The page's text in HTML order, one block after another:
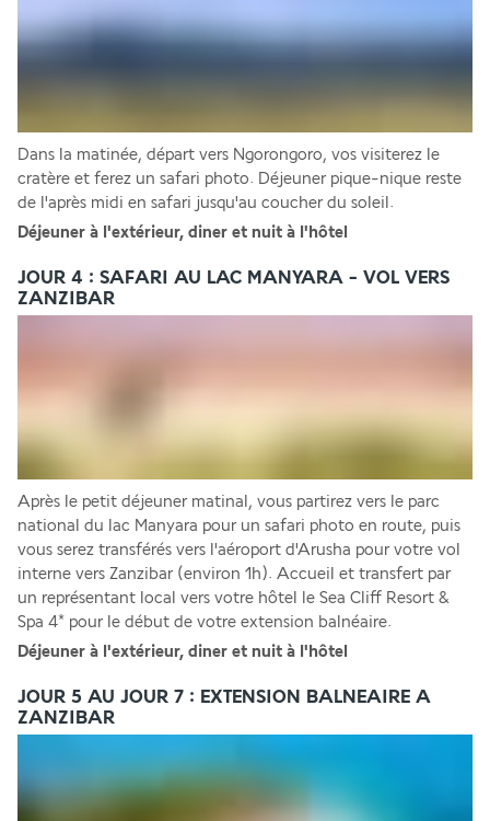
Dans la matinée, départ vers Ngorongoro, vos visiterez le
cratère et ferez un safari photo. Déjeuner pique-nique reste
de l'après midi en safari jusqu'au coucher du soleil.
Déjeuner à l'extérieur, diner et nuit à l'hôtel
JOUR 4 : SAFARI AU LAC MANYARA - VOL VERS
ZANZIBAR
Après le petit déjeuner matinal, vous partirez vers le parc
national du lac Manyara pour un safari photo en route, puis
vous serez transférés vers l'aéroport d'Arusha pour votre vol
interne vers Zanzibar (environ 1h). Accueil et transfert par
un représentant local vers votre hôtel le Sea Cliff Resort &
Spa 4* pour le début de votre extension balnéaire.
Déjeuner à l'extérieur, diner et nuit à l'hôtel
JOUR 5 AU JOUR 7 : EXTENSION BALNEAIRE A
ZANZIBAR